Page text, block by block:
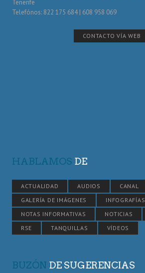
Tenerife
Telefónos: 822 175 684 | 608 958 069
CONTACTO VÍA WEB
HABLAMOS DE
ACTUALIDAD AUDIOS
CANAL
GALERÍA DE IMÁGENES
INFOGRAFÍAS
NOTAS INFORMATIVAS
NOTICIAS
RSE
TANQUILLAS VÍDEOS
BUZÓN DE SUGERENCIAS